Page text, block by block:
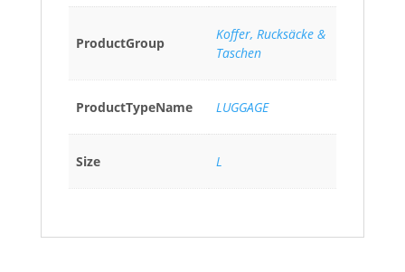
ProductGroup
Koffer, Rucksäcke &
Taschen
ProductTypeName LUGGAGE
Size L